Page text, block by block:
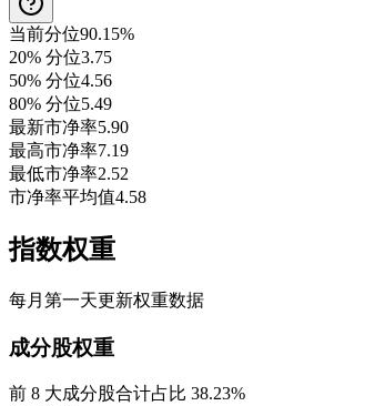
当前分位90.15%
20% 分位3.75
50% 分位4.56
80% 分位5.49
最新市净率5.90
最高市净率7.19
最低市净率2.52
市净率平均值4.58
指数权重
每月第一天更新权重数据
成分股权重
前 8 大成分股合计占比 38.23%